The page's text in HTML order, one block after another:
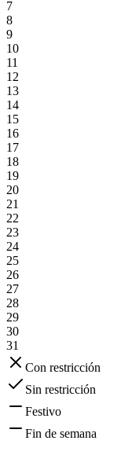
7
8
9
10
11
12
13
14
15
16
17
18
19
20
21
22
23
24
25
26
27
28
29
30
31
Con restricción
Sin restricción
Festivo
Fin de semana